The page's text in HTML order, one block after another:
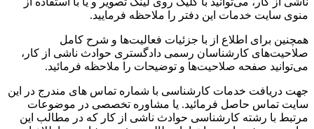
سایت خدمات این دفتر را ملاحظه فرمایید.
برای اطلاع از با جزئیات فعالیت‌‌ها و شرح کامل
کارشناسان رسمی دادگستری حوادث ناشی از کار،
صفحه صلاحیت‌ها و توضیحات را ملاحظه فرمائید.
دریافت خدمات کارشناسی با شماره تماس های مندرج در این
تماس حاصل فرمائید. یا مشاوره تخصصی در موضوعات
با رشته کارشناسی حوادث ناشی از کار که در مطالب این